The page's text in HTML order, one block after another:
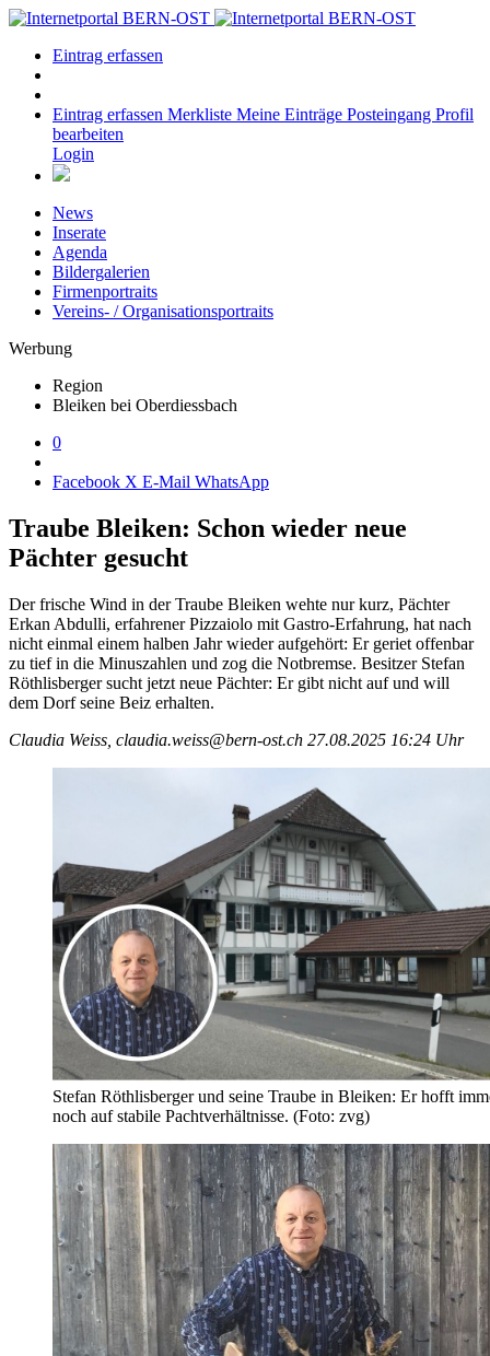
Eintrag erfassen
Eintrag erfassen Merkliste Meine Einträge Posteingang Profil
bearbeiten
Login
News
Inserate
Agenda
Bildergalerien
Firmenportraits
Vereins- / Organisationsportraits
Werbung
Region
Bleiken bei Oberdiessbach
0
Facebook X E-Mail WhatsApp
Traube Bleiken: Schon wieder neue
Pächter gesucht
Der frische Wind in der Traube Bleiken wehte nur kurz, Pächter
Erkan Abdulli, erfahrener Pizzaiolo mit Gastro-Erfahrung, hat nach
nicht einmal einem halben Jahr wieder aufgehört: Er geriet offenbar
zu tief in die Minuszahlen und zog die Notbremse. Besitzer Stefan
Röthlisberger sucht jetzt neue Pächter: Er gibt nicht auf und will
dem Dorf seine Beiz erhalten.
Claudia Weiss, claudia.weiss@bern-ost.ch 27.08.2025 16:24 Uhr
Stefan Röthlisberger und seine Traube in Bleiken: Er hofft
noch auf stabile Pachtverhältnisse. (Foto: zvg)